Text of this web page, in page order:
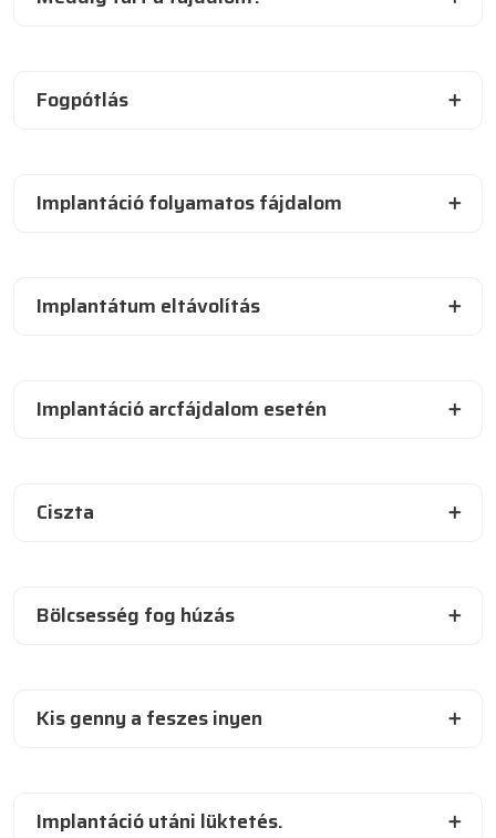
Fogpótlás
Implantáció folyamatos fájdalom
Implantátum eltávolítás
Implantáció arcfájdalom esetén
Ciszta
Bölcsesség fog húzás
Kis genny a feszes inyen
Implantáció utáni lüktetés.